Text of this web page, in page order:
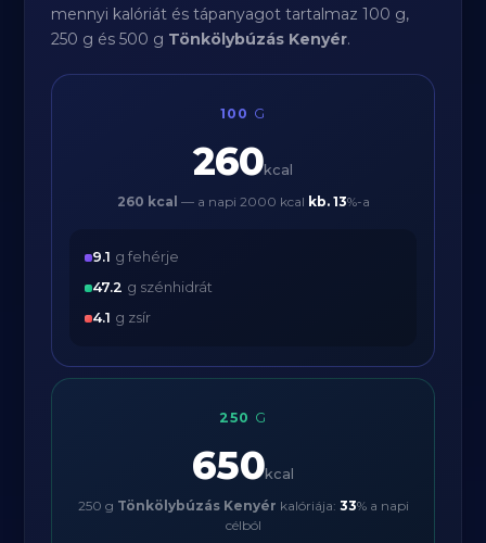
mennyi kalóriát és tápanyagot tartalmaz 100 g,
250 g és 500 g Tönkölybúzás Kenyér.
100 G
260kcal
260 kcal — a napi 2000 kcal kb. 13%-a
9.1 g fehérje
47.2 g szénhidrát
4.1 g zsír
250 G
650kcal
250 g Tönkölybúzás Kenyér kalóriája: 33% a napi
célból